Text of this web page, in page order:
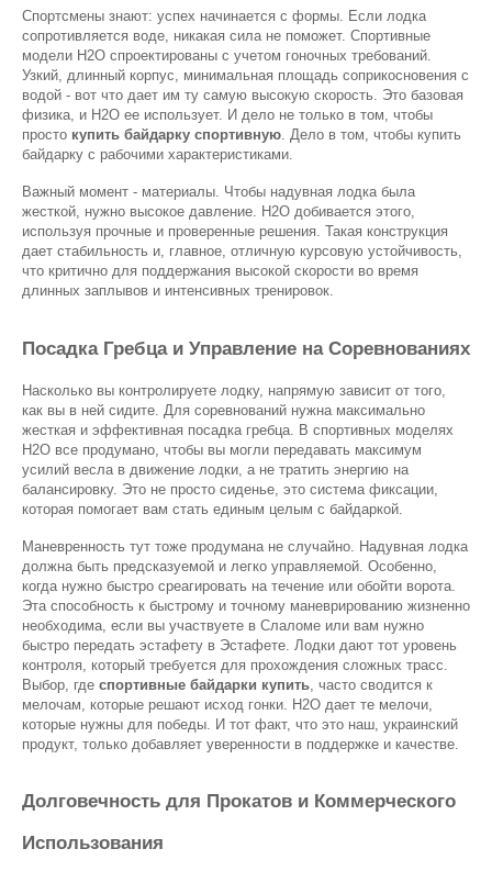
Спортсмены знают: успех начинается с формы. Если лодка
сопротивляется воде, никакая сила не поможет. Спортивные
модели H2O спроектированы с учетом гоночных требований.
Узкий, длинный корпус, минимальная площадь соприкосновения с
водой - вот что дает им ту самую высокую скорость. Это базовая
физика, и H2O ее использует. И дело не только в том, чтобы
просто купить байдарку спортивную. Дело в том, чтобы купить
байдарку с рабочими характеристиками.
Важный момент - материалы. Чтобы надувная лодка была
жесткой, нужно высокое давление. H2O добивается этого,
используя прочные и проверенные решения. Такая конструкция
дает стабильность и, главное, отличную курсовую устойчивость,
что критично для поддержания высокой скорости во время
длинных заплывов и интенсивных тренировок.
Посадка Гребца и Управление на Соревнованиях
Насколько вы контролируете лодку, напрямую зависит от того,
как вы в ней сидите. Для соревнований нужна максимально
жесткая и эффективная посадка гребца. В спортивных моделях
H2O все продумано, чтобы вы могли передавать максимум
усилий весла в движение лодки, а не тратить энергию на
балансировку. Это не просто сиденье, это система фиксации,
которая помогает вам стать единым целым с байдаркой.
Маневренность тут тоже продумана не случайно. Надувная лодка
должна быть предсказуемой и легко управляемой. Особенно,
когда нужно быстро среагировать на течение или обойти ворота.
Эта способность к быстрому и точному маневрированию жизненно
необходима, если вы участвуете в Слаломе или вам нужно
быстро передать эстафету в Эстафете. Лодки дают тот уровень
контроля, который требуется для прохождения сложных трасс.
Выбор, где спортивные байдарки купить , часто сводится к
мелочам, которые решают исход гонки. H2O дает те мелочи,
которые нужны для победы. И тот факт, что это наш, украинский
продукт, только добавляет уверенности в поддержке и качестве.
Долговечность для Прокатов и Коммерческого
Использования